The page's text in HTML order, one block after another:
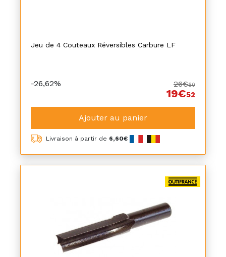
Jeu de 4 Couteaux Réversibles Carbure LF
-26,62% 26€60
19€52
Ajouter au panier
Livraison à partir de 6,60€